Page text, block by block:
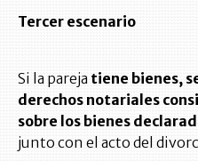
Tercer escenario
Si la pareja tiene bienes,
derechos notariales
sobre los bienes
junto con el acto del